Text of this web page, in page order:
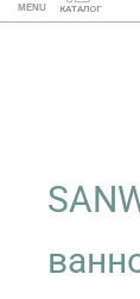
КАТАЛОГ